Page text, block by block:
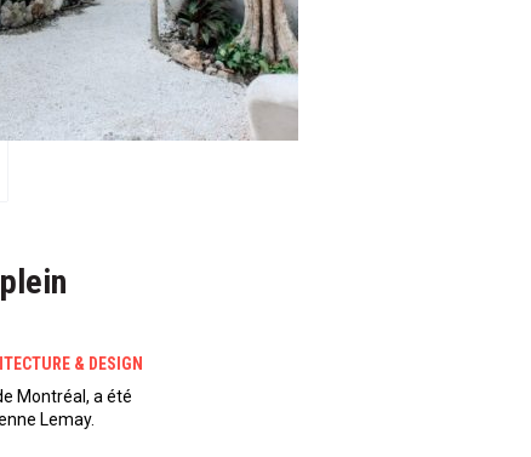
& DESIGN
Montréal, a été
Lemay.